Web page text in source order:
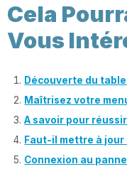
Cela
Vous
Découverte du
Maîtrisez votre
A savoir pour
Faut-il mettre à jour
Connexion au